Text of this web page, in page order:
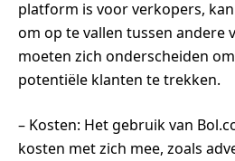
platform is voor verkopers,
om op te vallen tussen andere
moeten zich onderscheiden
potentiële klanten te trekken.
– Kosten: Het gebruik van
kosten met zich mee, zoals